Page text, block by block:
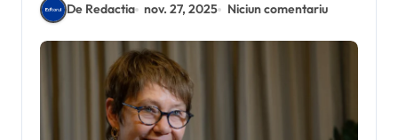
De Redactia nov. 27, 2025 Niciun comentariu